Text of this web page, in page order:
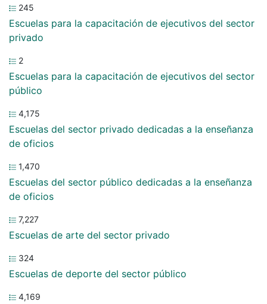
245
Escuelas para la capacitación de ejecutivos del sector
privado
2
Escuelas para la capacitación de ejecutivos del sector
público
4,175
Escuelas del sector privado dedicadas a la enseñanza
de oficios
1,470
Escuelas del sector público dedicadas a la enseñanza
de oficios
7,227
Escuelas de arte del sector privado
324
Escuelas de deporte del sector público
4,169